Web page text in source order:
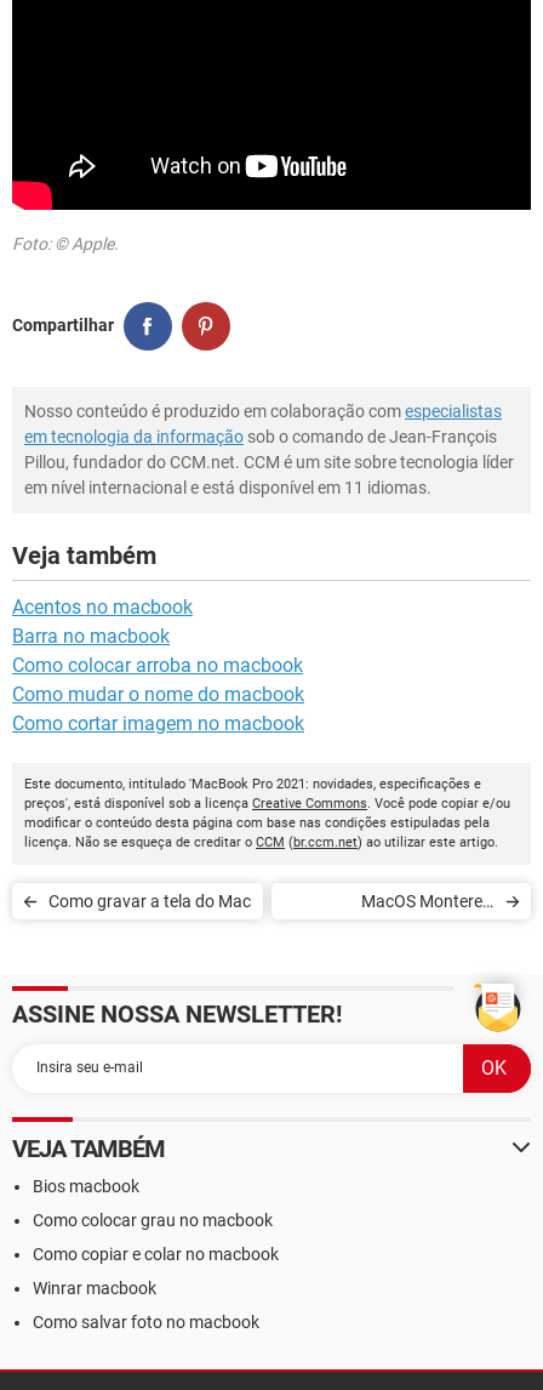
Foto: © Apple.
Compartilhar
Nosso conteúdo é produzido em colaboração comespecialistas
em tecnologia da informação sob o comando de Jean-François
Pillou, fundador do CCM.net. CCM é um site sobre tecnologia líder
em nível internacional e está disponível em 11 idiomas.
Veja também
Acentos no macbook
Barra no macbook
Como colocar arroba no macbook
Como mudar o nome do macbook
Como cortar imagem no macbook
Este documento, intitulado 'MacBook Pro 2021: novidades, especificações e
preços', está disponível sob a licença Creative Commons. Você pode copiar e/ou
modificar o conteúdo desta página com base nas condições estipuladas pela
licença. Não se esqueça de creditar o CCM (br.ccm.net) ao utilizar este artigo.
Como gravar a tela do Mac
MacOS Monterey:
ASSINE NOSSA NEWSLETTER!
VEJA TAMBÉM
Bios macbook
Como colocar grau no macbook
Como copiar e colar no macbook
Winrar macbook
Como salvar foto no macbook